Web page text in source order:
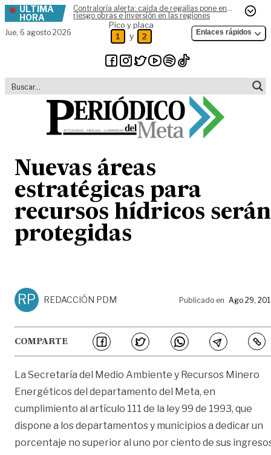
Skip to content
ÚLTIMA
HORA
Contraloría alerta: caída de regalías pone en
riesgo obras e inversión en las regiones
Jue, 6 agosto 2026
Pico y placa
1 y 2 Enlaces rápidos
Nuevas áreas
estratégicas para
recursos hídricos serán
protegidas
RP REDACCIÓN PDM Publicado en Ago 29,
COMPARTE
La Secretaría del Medio Ambiente y Recursos Minero
Energéticos del departamento del Meta, en
cumplimiento al artículo 111 de la ley 99 de 1993, que
dispone a los departamentos y municipios a dedicar un
porcentaje no superior al uno por ciento de sus